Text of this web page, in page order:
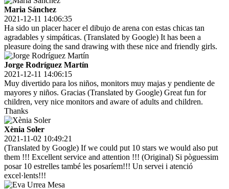
Maria Sánchez
2021-12-11 14:06:35
Ha sido un placer hacer el dibujo de arena con estas chicas tan
agradables y simpáticas. (Translated by Google) It has been a
pleasure doing the sand drawing with these nice and friendly girls.
Jorge Rodríguez Martín
2021-12-11 14:06:15
Muy divertido para los niños, monitors muy majas y pendiente de
mayores y niños. Gracias (Translated by Google) Great fun for
children, very nice monitors and aware of adults and children.
Thanks
Xènia Soler
2021-11-02 10:49:21
(Translated by Google) If we could put 10 stars we would also put
them !!! Excellent service and attention !!! (Original) Si pòguessim
posar 10 estrelles també les posaríem!!! Un servei i atenció
excel·lents!!!